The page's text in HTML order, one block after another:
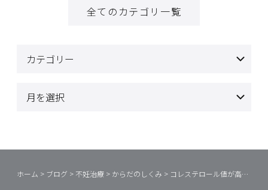
全てのカテゴリ一覧
ホーム > ブログ > 不妊治療 > からだのしくみ > コレステロール値が高いって？③